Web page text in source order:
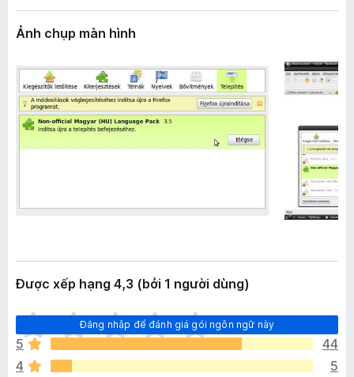
F
e
f
o
g
Ảnh chụp màn hình
Được xếp hạng 4,3 (bởi 1 người dùng)
Đăng nhập để đánh giá gói ngôn ngữ này
C
h
ư
a
5
44
4
5